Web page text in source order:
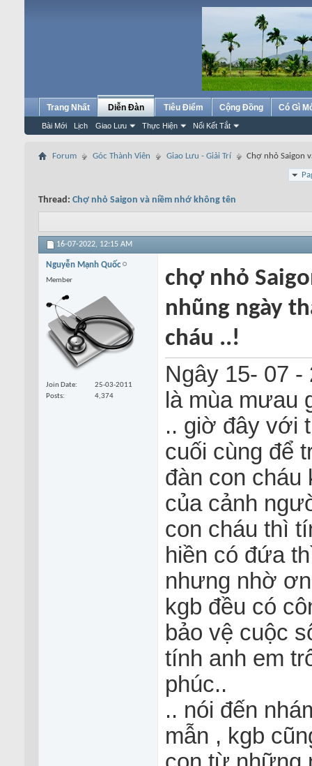
Trang Nhất Diễn Đàn
Bài Mới Lịch Giao Lưu Thực Hiện Nối Kết Tắt
Tiêu Điểm Cộng Đồng Có Gì
Forum Góc Thành Viên Giao Lưu - Giải Trí Chợ nhỏ Saigon
Thread: Chợ nhỏ Saigon và niềm nhớ không tên
16-07-2022, 12:15 AM
Nguyễn Mạnh Quốc
Member
Join Date
25-03-2011
Posts
4,374
chợ nhỏ
nhũng ngày
cháu ..!
Ngây 15- 07
là mùa mưau
.. giờ đây với
cuối cùng để
đàn con cháu
của cảnh
con cháu thì
hiền có đứa
nhưng nhờ
kgb đều có
bảo vệ cuộc
tính anh em
phúc..
.. nói đến
mẫn , kgb